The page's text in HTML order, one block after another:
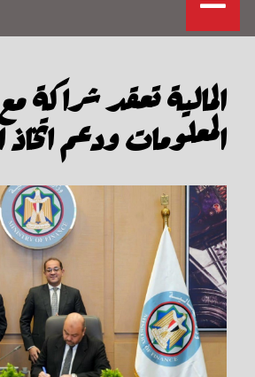
المالية تعقد شراكة
المعلومات ودعم